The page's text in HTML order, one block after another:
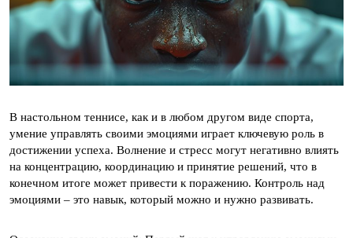
В настольном теннисе, как и в любом другом виде спорта,
умение управлять своими эмоциями играет ключевую роль в
достижении успеха. Волнение и стресс могут негативно влиять
на концентрацию, координацию и принятие решений, что в
конечном итоге может привести к поражению. Контроль над
эмоциями – это навык, который можно и нужно развивать.